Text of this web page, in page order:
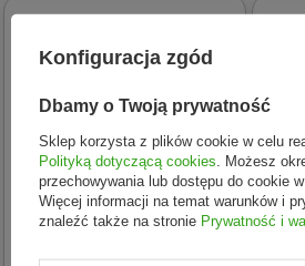
Konfiguracja zgód
Dbamy o Twoją prywatność
Sklep korzysta z plików cookie w celu
Polityką dotyczącą cookies . Możesz
przechowywania lub dostępu do cookie
Więcej informacji na temat warunków i
znaleźć także na stronie Prywatność i